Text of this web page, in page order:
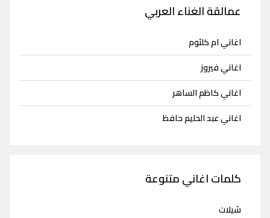
عمالقة الغناء العربي
اغاني ام كلثوم
اغاني فيروز
اغاني كاظم الساهر
اغاني عبد الحليم حافظ
كلمات اغاني متنوعة
شيلات